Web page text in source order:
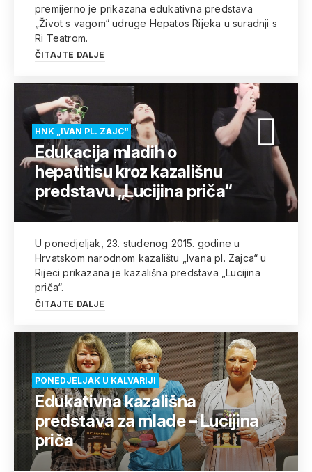
premijerno je prikazana edukativna predstava
„Život s vagom“ udruge Hepatos Rijeka u suradnji s
Ri Teatrom.
ČITAJTE DALJE
HNK „IVAN PL. ZAJC“
Edukacija mladih o
hepatitisu kroz kazališnu
predstavu „Lucijina priča“
U ponedjeljak, 23. studenog 2015. godine u
Hrvatskom narodnom kazalištu „Ivana pl. Zajca“ u
Rijeci prikazana je kazališna predstava „Lucijina
priča“.
ČITAJTE DALJE
PONEDJELJAK U KALVARIJI
Edukativna kazališna
predstava za mlade – Lucijina
priča